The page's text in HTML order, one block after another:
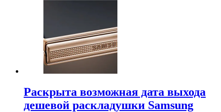
Раскрыта возможная дата выхода
дешевой раскладушки Samsung